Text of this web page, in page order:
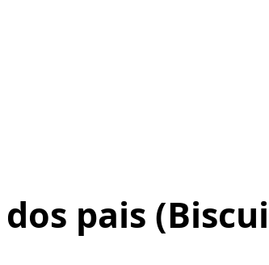
pais